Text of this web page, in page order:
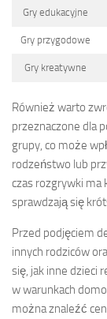
Gry edukacyjne
Gry przygodowe
Gry kreatywne
Również warto
przeznaczone dla
grupy, co może
rodzeństwo lub
czas rozgrywki ma
sprawdzają się
Przed podjęciem
innych rodziców
się, jak inne dzieci
w warunkach
można znaleźć